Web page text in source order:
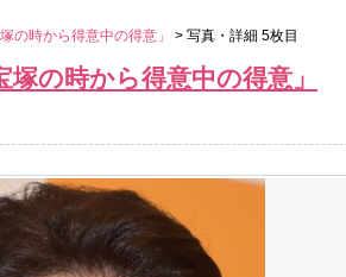
の時から得意中の得意」 > 写真・詳細 5枚目
の時から得意中の得意」